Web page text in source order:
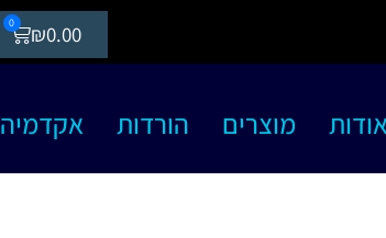
₪0.00
0
מוצרים הורדות אקדמיה SEE-SYS